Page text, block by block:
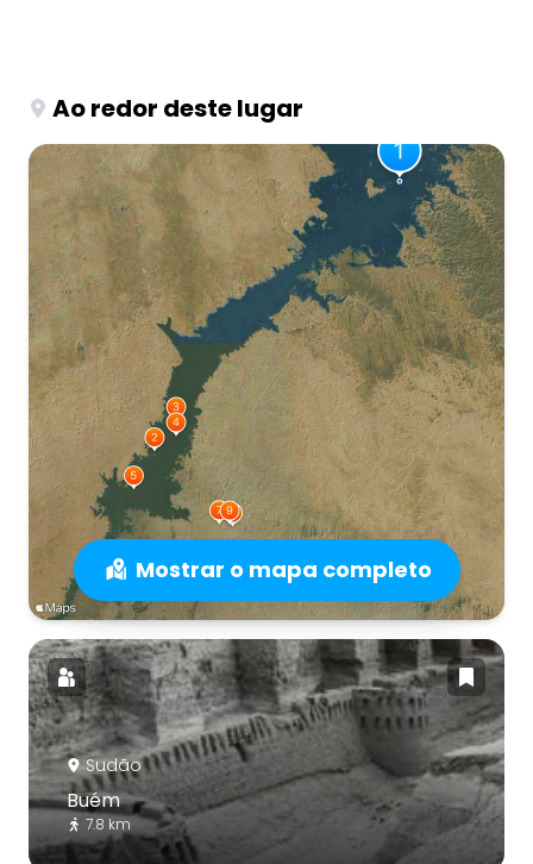
Ao redor deste lugar
Mostrar o mapa completo
Sudão
Buém
7.8 km